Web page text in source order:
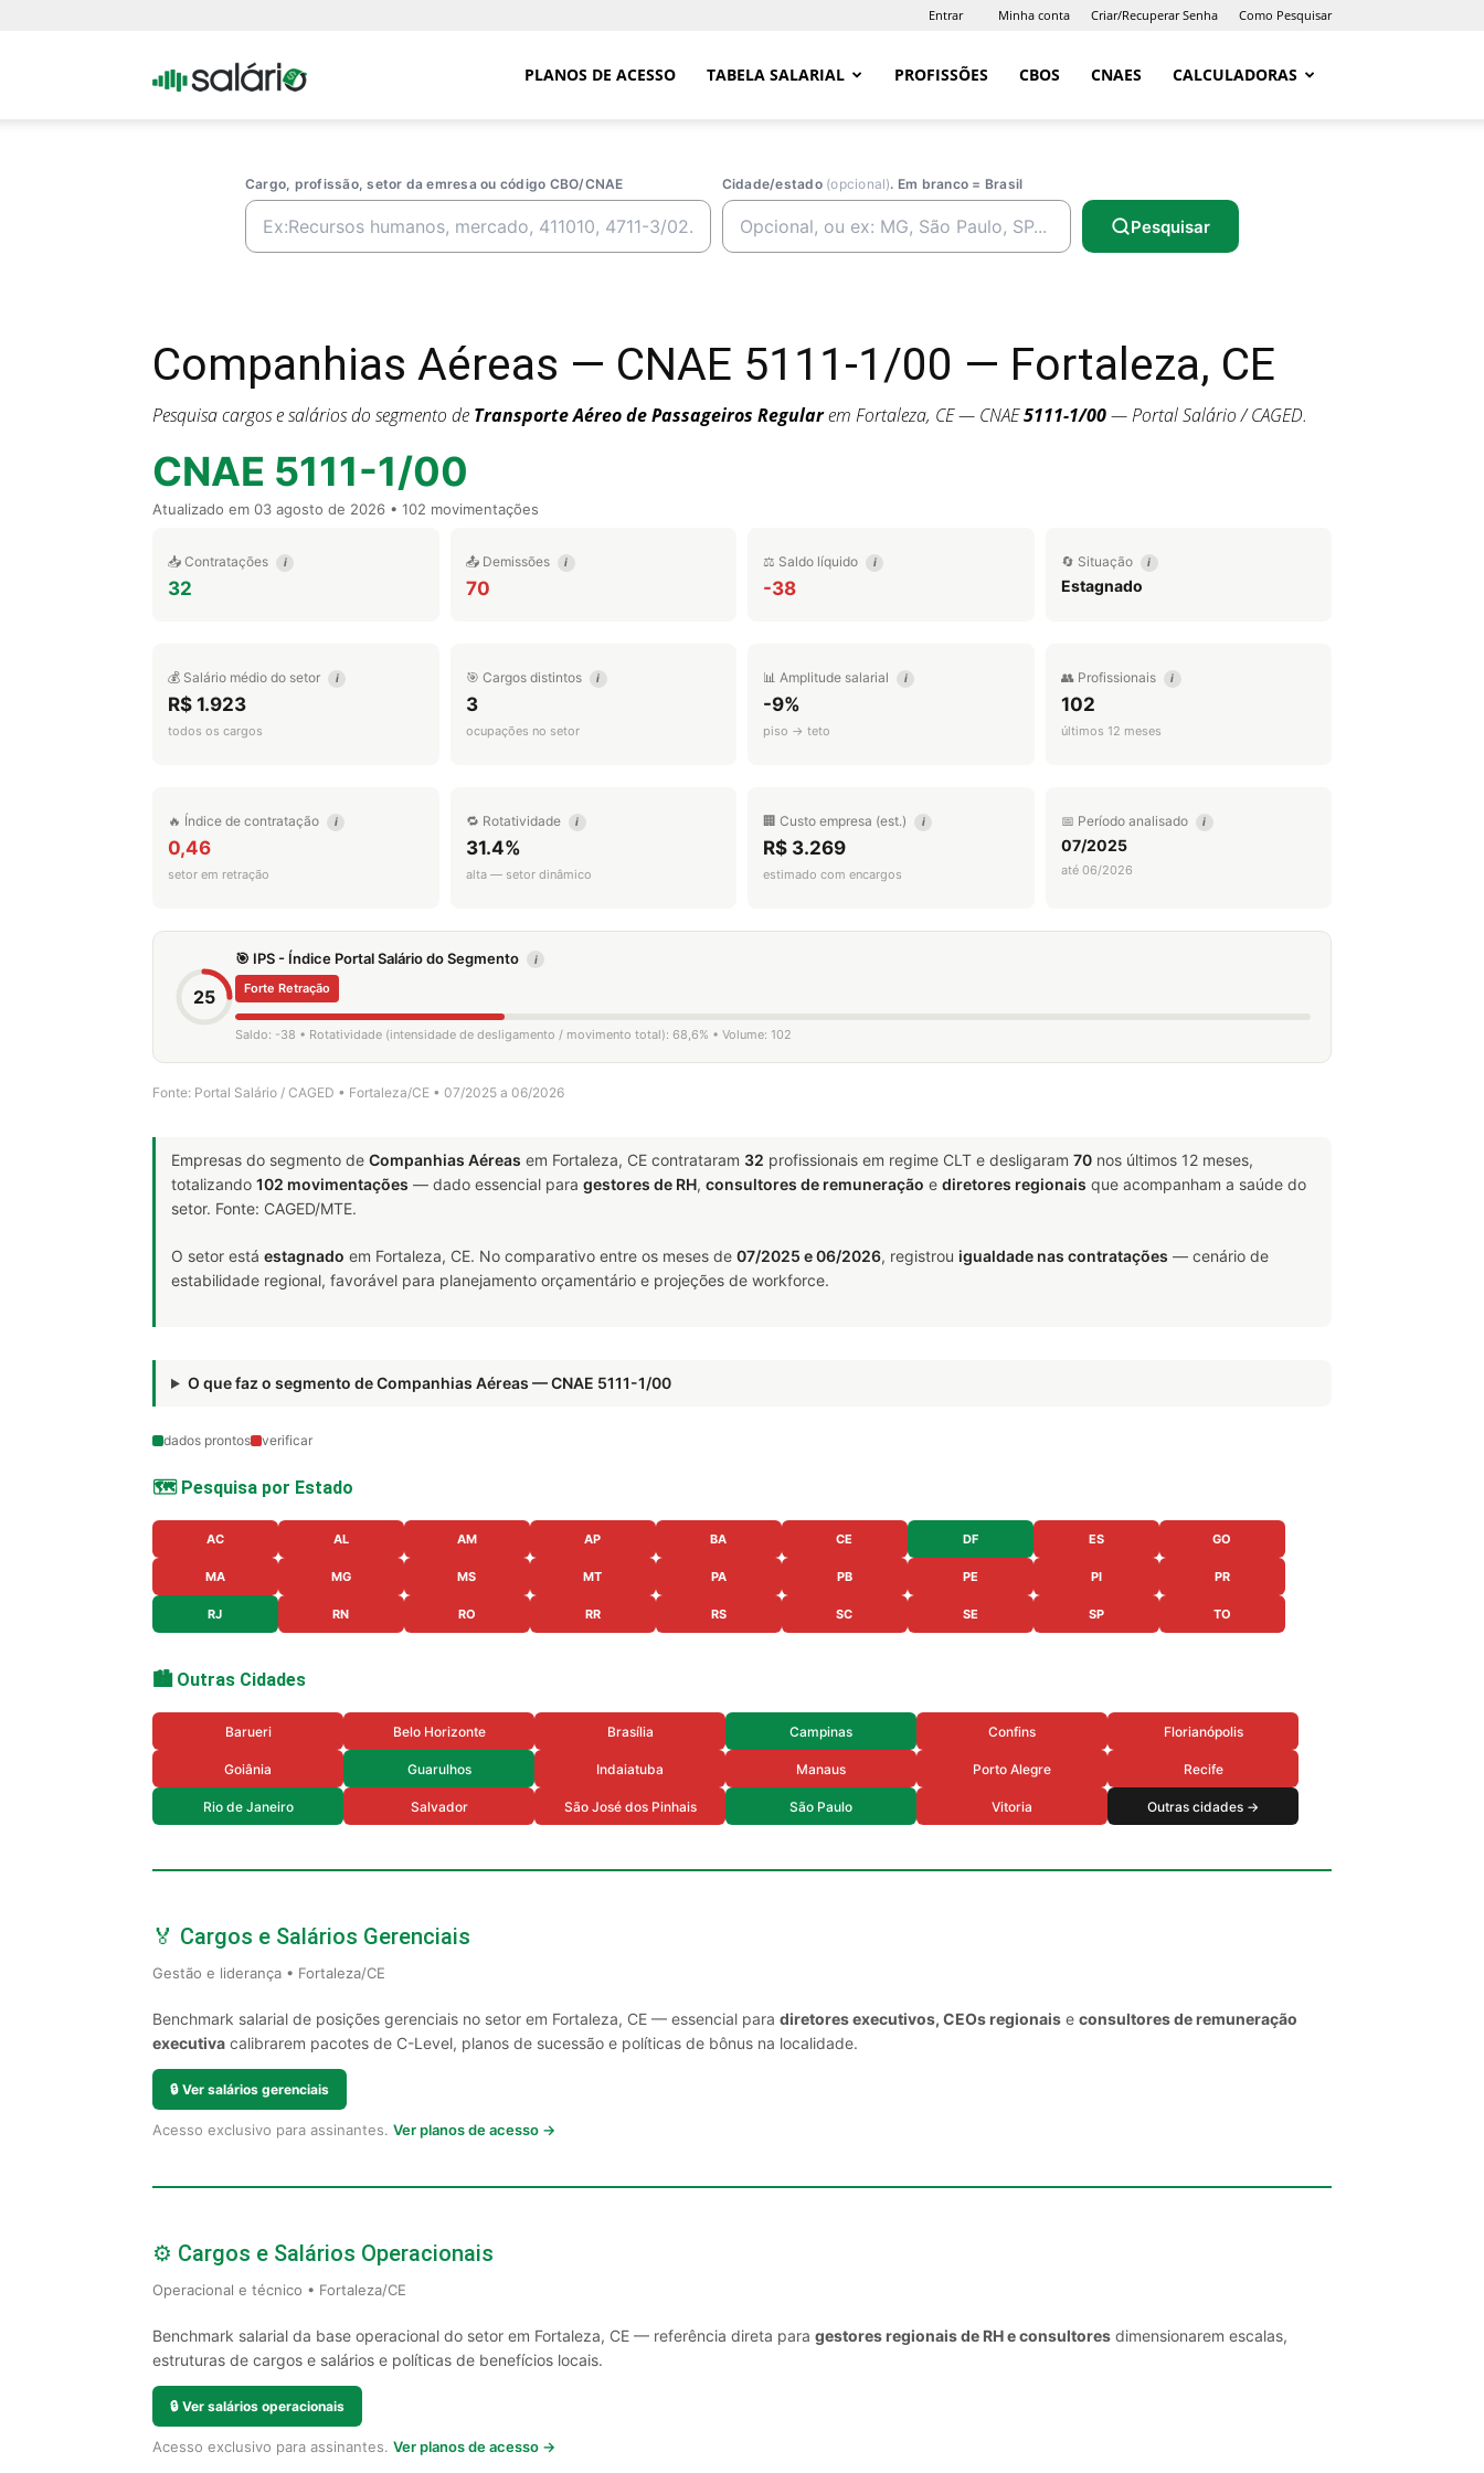
Entrar Minha conta Criar/Recuperar Senha Como Pesquisar
Portal PLANOS DE ACESSO TABELA SALARIAL PROFISSÕES CBOS CNAES CALCULADORAS
Cargo, profissão, setor da emresa ou código CBO/CNAE Cidade/estado (opcional). Em branco = Brasil
Pesquisar
Companhias Aéreas — CNAE 5111-1/00 — Fortaleza, CE
Pesquisa cargos e salários do segmento de Transporte Aéreo de Passageiros Regularem Fortaleza, CE — CNAE5111-1/00— Portal Salário / CAGED.
CNAE 5111-1/00
Atualizado em 03 agosto de 2026 • 102 movimentações
📥 Contratações i
32
📤 Demissões i
70
⚖️ Saldo líquido i
-38
🔄 Situação i
Estagnado
💰 Salário médio do setor i
R$ 1.923
todos os cargos
🎯 Cargos distintos i
3
ocupações no setor
📊 Amplitude salarial i
-9%
piso → teto
👥 Profissionais i
102
últimos 12 meses
🔥 Índice de contratação i
0,46
setor em retração
🔁 Rotatividade i
31.4%
alta — setor dinâmico
🏢 Custo empresa (est.) i
R$ 3.269
estimado com encargos
📅 Período analisado i
07/2025
até 06/2026
25
🎯 IPS - Índice Portal Salário do Segmento i
Forte Retração
Saldo: -38 • Rotatividade (intensidade de desligamento / movimento total): 68,6% • Volume: 102
Fonte: Portal Salário / CAGED • Fortaleza/CE • 07/2025 a 06/2026
Empresas do segmento de Companhias Aéreas em Fortaleza, CE contrataram 32 profissionais em regime CLT e desligaram 70 nos últimos 12 meses,
totalizando 102 movimentações — dado essencial para gestores de RH, consultores de remuneração e diretores regionais que acompanham a saúde do
setor. Fonte: CAGED/MTE.
O setor está estagnado em Fortaleza, CE. No comparativo entre os meses de 07/2025 e 06/2026, registrou igualdade nas contratações — cenário de
estabilidade regional, favorável para planejamento orçamentário e projeções de workforce.
O que faz o segmento de Companhias Aéreas — CNAE 5111-1/00
dados prontos verificar
🗺️ Pesquisa por Estado
AC AL AM AP BA CE DF ES GO
MA MG MS MT PA PB PE PI PR
RJ RN RO RR RS SC SE SP TO
🏙️ Outras Cidades
Barueri Belo Horizonte Brasília Campinas Confins Florianópolis
Goiânia Guarulhos Indaiatuba Manaus Porto Alegre Recife
Rio de Janeiro Salvador São José dos Pinhais São Paulo Vitoria Outras cidades →
🏅 Cargos e Salários Gerenciais
Gestão e liderança • Fortaleza/CE
Benchmark salarial de posições gerenciais no setor em Fortaleza, CE — essencial para diretores executivos, CEOs regionais e consultores de remuneração
executiva calibrarem pacotes de C-Level, planos de sucessão e políticas de bônus na localidade.
🔒 Ver salários gerenciais
Acesso exclusivo para assinantes. Ver planos de acesso →
⚙️ Cargos e Salários Operacionais
Operacional e técnico • Fortaleza/CE
Benchmark salarial da base operacional do setor em Fortaleza, CE — referência direta para gestores regionais de RH e consultores dimensionarem escalas,
estruturas de cargos e salários e políticas de benefícios locais.
🔒 Ver salários operacionais
Acesso exclusivo para assinantes. Ver planos de acesso →